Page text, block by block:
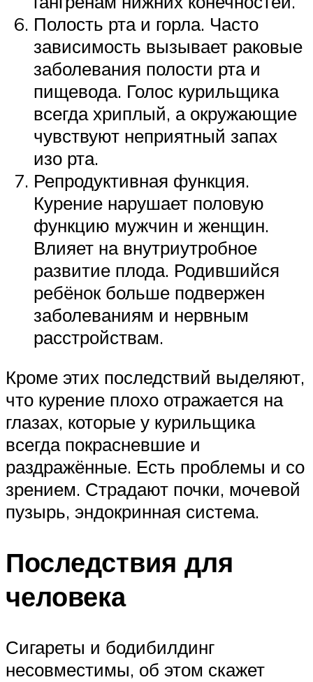
Полость рта и горла. Часто
зависимость вызывает раковые
заболевания полости рта и
пищевода. Голос курильщика
всегда хриплый, а окружающие
чувствуют неприятный запах
изо рта.
Репродуктивная функция.
Курение нарушает половую
функцию мужчин и женщин.
Влияет на внутриутробное
развитие плода. Родившийся
ребёнок больше подвержен
заболеваниям и нервным
расстройствам.
Кроме этих последствий выделяют,
что курение плохо отражается на
глазах, которые у курильщика
всегда покрасневшие и
раздражённые. Есть проблемы и со
зрением. Страдают почки, мочевой
пузырь, эндокринная система.
Последствия для
человека
Сигареты и бодибилдинг
несовместимы, об этом скажет